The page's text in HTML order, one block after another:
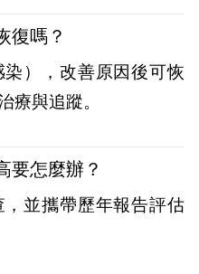
復嗎？
），改善原因後可恢
療與追蹤。
要怎麼辦？
並攜帶歷年報告評估